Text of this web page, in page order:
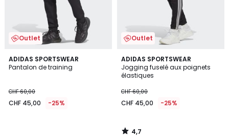
Outlet
ADIDAS SPORTSWEAR
Pantalon de training
CHF 60,00
CHF 45,00 -25%
Outlet
ADIDAS SPORTSWEAR
Jogging fuselé aux poignets
élastiques
CHF 60,00
CHF 45,00 -25%
4,7
/ 5
4,7
/